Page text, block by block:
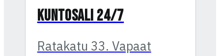
KUNTOSALI 24/7
Ratakatu 33. Vapaat